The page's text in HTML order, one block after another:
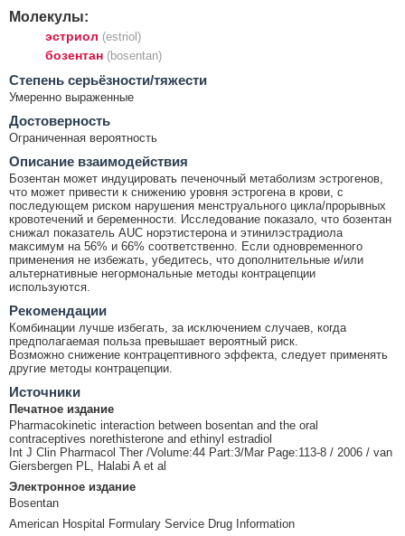
Молекулы:
эстриол (estriol)
бозентан (bosentan)
Cтепень серьёзности/тяжести
Умеренно выраженные
Достоверность
Ограниченная вероятность
Описание взаимодействия
Бозентан может индуцировать печеночный метаболизм эстрогенов,
что может привести к снижению уровня эстрогена в крови, с
последующем риском нарушения менструального цикла/прорывных
кровотечений и беременности. Исследование показало, что бозентан
снижал показатель AUC норэтистерона и этинилэстрадиола
максимум на 56% и 66% соответственно. Если одновременного
применения не избежать, убедитесь, что дополнительные и/или
альтернативные негормональные методы контрацепции
используются.
Рекомендации
Комбинации лучше избегать, за исключением случаев, когда
предполагаемая польза превышает вероятный риск.
Возможно снижение контрацептивного эффекта, следует применять
другие методы контрацепции.
Источники
Печатное издание
Pharmacokinetic interaction between bosentan and the oral
contraceptives norethisterone and ethinyl estradiol
Int J Clin Pharmacol Ther /Volume:44 Part:3/Mar Page:113-8 / 2006 / van
Giersbergen PL, Halabi A et al
Электронное издание
Bosentan
American Hospital Formulary Service Drug Information